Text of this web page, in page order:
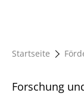
Startseite
Forschung